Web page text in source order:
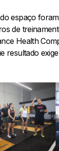
espaço
de
Health